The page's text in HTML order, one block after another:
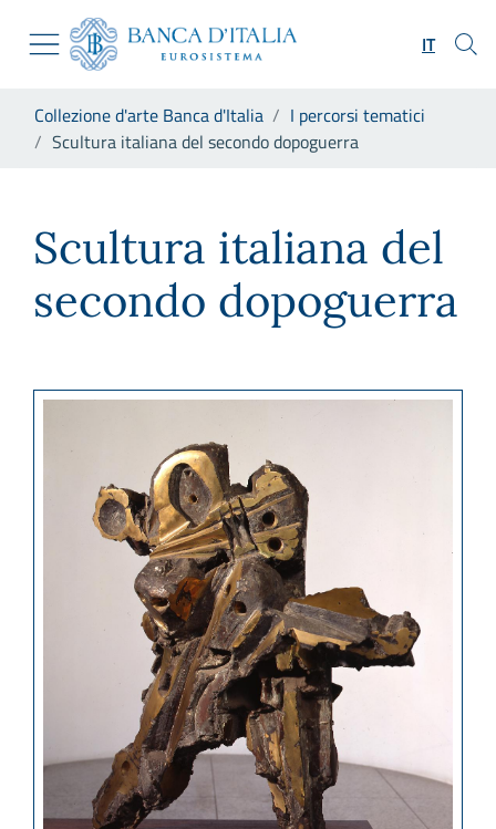
Skip to Main Content
Vai al sito istituzionale
Vai al menu di navigazione
Vai alla ricerca
Vai al footer
IT
Collezione d'arte Banca d'Italia
I percorsi tematici
Scultura italiana del secondo dopoguerra
Scultura italiana del
secondo dopoguerra